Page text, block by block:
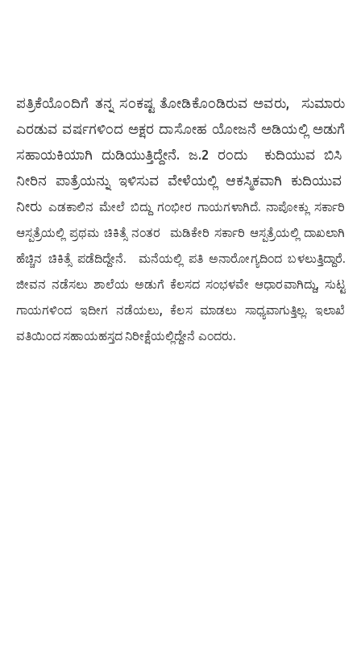
ಪತ್ರಿಕೆಯೊಂದಿಗೆ ತನ್ನ ಸಂಕಷ್ಟ ತೋಡಿಕೊಂಡಿರುವ ಅವರು, ಸುಮಾರು
ಎರಡುವ ವರ್ಷಗಳಿಂದ ಅಕ್ಷರ ದಾಸೋಹ ಯೋಜನೆ ಅಡಿಯಲ್ಲಿ ಅಡುಗೆ
ಸಹಾಯಕಿಯಾಗಿ ದುಡಿಯುತ್ತಿದ್ದೇನೆ. ಜ.2 ರಂದು ಕುದಿಯುವ ಬಿಸಿ
ನೀರಿನ ಪಾತ್ರೆಯನ್ನು ಇಳಿಸುವ ವೇಳೆಯಲ್ಲಿ ಆಕಸ್ಮಿಕವಾಗಿ ಕುದಿಯುವ
ನೀರು ಎಡಕಾಲಿನ ಮೇಲೆ ಬಿದ್ದು ಗಂಭೀರ ಗಾಯಗಳಾಗಿದೆ. ನಾಪೋಕ್ಲು ಸರ್ಕಾರಿ
ಆಸ್ಪತ್ರೆಯಲ್ಲಿ ಪ್ರಥಮ ಚಿಕಿತ್ಸೆ ನಂತರ ಮಡಿಕೇರಿ ಸರ್ಕಾರಿ ಆಸ್ಪತ್ರೆಯಲ್ಲಿ ದಾಖಲಾಗಿ
ಹೆಚ್ಚಿನ ಚಿಕಿತ್ಸೆ ಪಡೆದಿದ್ದೇನೆ.
ಮನೆಯಲ್ಲಿ ಪತಿ ಅನಾರೋಗ್ಯದಿಂದ ಬಳಲುತ್ತಿದ್ದಾರೆ.
ಜೀವನ ನಡೆಸಲು ಶಾಲೆಯ ಅಡುಗೆ ಕೆಲಸದ ಸಂಭಳವೇ ಆಧಾರವಾಗಿದ್ದು, ಸುಟ್ಟ
ಗಾಯಗಳಿಂದ ಇದೀಗ ನಡೆಯಲು, ಕೆಲಸ ಮಾಡಲು ಸಾಧ್ಯವಾಗುತ್ತಿಲ್ಲ. ಇಲಾಖೆ
ವತಿಯಿಂದ ಸಹಾಯಹಸ್ತದ ನಿರೀಕ್ಷೆಯಲ್ಲಿದ್ದೇನೆ ಎಂದರು.